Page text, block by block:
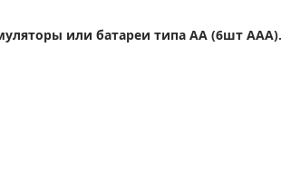
или батареи типа АА (6шт